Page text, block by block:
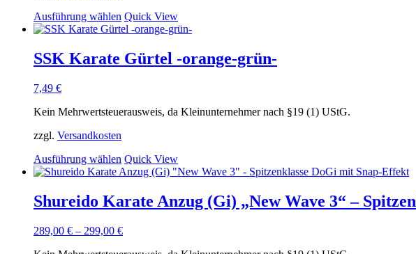
Produktseite
gewählt
werden
Ausführung wählen Dieses
Produkt
mehrere
Varianten
können
Produktseite
gewählt
werden
Quick View
SSK Karate Gürtel -orange-grün-
7,49 €
Kein Mehrwertsteuerausweis, da Kleinunternehmer nach §19 (1) UStG.
zzgl. Versandkosten
Ausführung wählen Dieses
Produkt
mehrere
Varianten
Quick View
Shureido Karate Anzug (Gi) „New Wave 3“ –
289,00 € – 299,00 €